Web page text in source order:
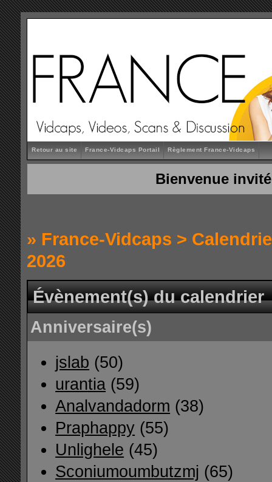
Retour au site France-Vidcaps Portail Règlement France-Vidcaps
Bienvenue invité
» France-Vidcaps >
2026
Évènement(s) du calendrier
Anniversaire(s)
jslab (50)
urantia (59)
Analvandadorm (38)
Praphappy (55)
Unlighele (45)
Sconiumoumbutzmj (65)